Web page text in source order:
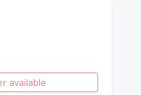
available